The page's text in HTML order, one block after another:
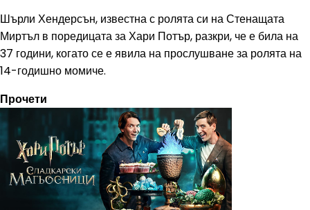
Шърли Хендерсън, известна с ролята си на Стенащата
Миртъл в поредицата за Хари Потър, разкри, че е била на
37 години, когато се е явила на прослушване за ролята на
14-годишно момиче.
Прочети